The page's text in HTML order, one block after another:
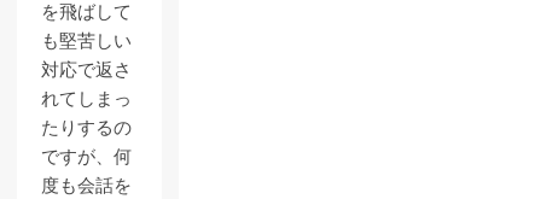
を飛ばして
も堅苦しい
対応で返さ
れてしまっ
たりするの
ですが、何
度も会話を